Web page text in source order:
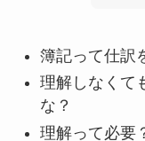
簿記って仕訳
理解しなくて
な？
理解って必要